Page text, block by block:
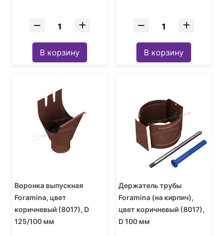
В корзину В корзину
Воронка выпускная
Foramina, цвет
коричневый (8017), D
125/100 мм
Держатель трубы
Foramina (на кирпич),
цвет коричневый (8017),
D 100 мм